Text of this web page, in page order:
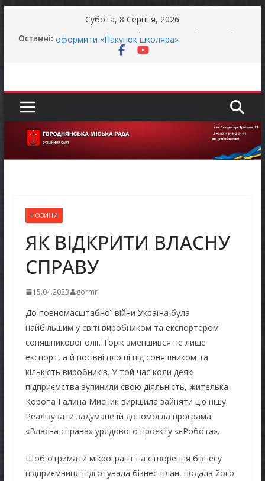
Субота, 8 Серпня, 2026
Останні: Батьки майбутніх першокласників уже можуть
оформити «Пакунок школяра»
для ветеранського бізнесу
прав людини проводить опитування щодо
реалізації права осіб з інвалідністю на працю
Захищай небо Чернігівщини!
НОВИНИ
ЯК ВІДКРИТИ ВЛАСНУ
СПРАВУ
15.04.2023 gormr
До повномасштабної війни Україна була
найбільшим у світі виробником та експортером
соняшникової олії. Торік зменшився не лише
експорт, а й посівні площі під соняшником та
кількість виробників. У той час коли деякі
підприємства зупинили свою діяльність, жителька
Коропа Галина Мисник вирішила зайняти цю нішу.
Реалізувати задумане їй допомогла програма
«Власна справа» урядового проєкту «єРобота».
Щоб отримати мікрогрант на створення бізнесу
підприємниця підготувала бізнес-план, подала його